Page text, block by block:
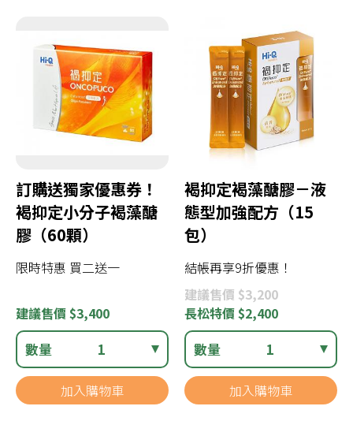
訂購送獨家優惠券！
褐抑定小分子褐藻醣
膠（60顆）
限時特惠 買二送一
建議售價 $3,400
數量 1
加入購物車
褐抑定褐藻醣膠－液
態型加強配方（15
包）
結帳再享9折優惠！
建議售價 $3,200
長松特價 $2,400
數量 1
加入購物車